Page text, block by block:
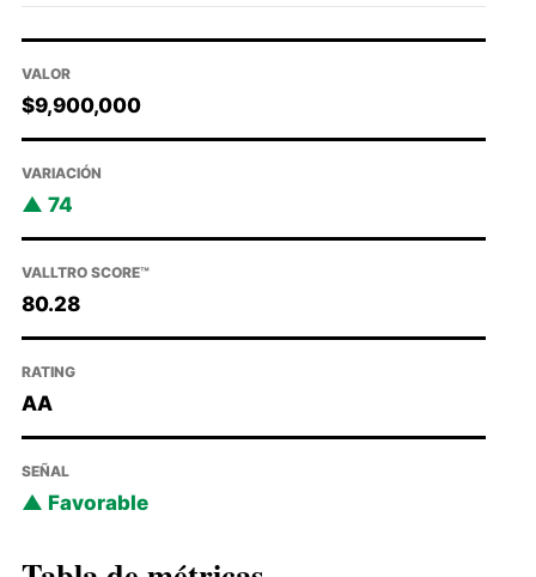
VALOR
$9,900,000
VARIACIÓN
74
VALLTRO SCORE™
80.28
RATING
AA
SEÑAL
Favorable